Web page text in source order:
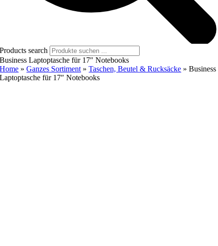
Products search
Business Laptoptasche für 17″ Notebooks
Home »Ganzes Sortiment »Taschen, Beutel & Rucksäcke »Business
Laptoptasche für 17″ Notebooks